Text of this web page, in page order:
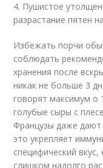
4. Пушистое
разрастание пятен
Избежать порчи
соблюдать
хранения после
никак не больше 3
говорят максимум о
голубые сыры с
Французы даже дают
это укрепляет
специфический
слишком надолго